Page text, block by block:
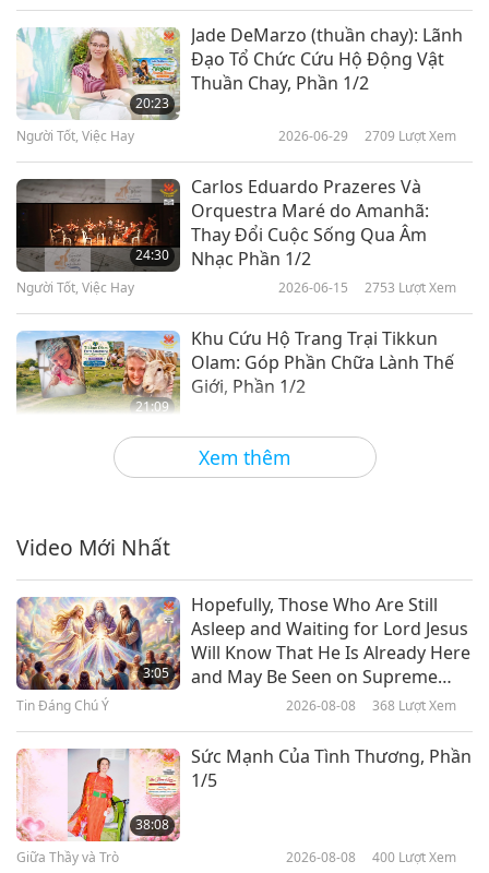
Xem thêm
20:23
Jade DeMarzo (thuần chay): Lãnh
Đạo Tổ Chức Cứu Hộ Động Vật
Thuần Chay, Phần 1/2
Người Tốt, Việc Hay 2026-06-29 2709 Lượt Xem
24:30
Carlos Eduardo Prazeres Và
Orquestra Maré do Amanhã:
Thay Đổi Cuộc Sống Qua Âm
Nhạc Phần 1/2
Người Tốt, Việc Hay 2026-06-15 2753 Lượt Xem
21:09
Khu Cứu Hộ Trang Trại Tikkun
Olam: Góp Phần Chữa Lành Thế
Giới, Phần 1/2
Người Tốt, Việc Hay 2026-06-01 2867
21:12
Phần 1/2
Quỹ Gabriel: Chăm Sóc Những
Người Bạn Vẹt, Phần 1/2
Steve Koyle (thuần chay) Và Tổ
Người-Thân-Voi Toàn Cầu, Phần
Video Mới Nhất
3:05
Hopefully, Those Who Are Still
Asleep and Waiting for Lord Jesus
Will Know That He Is Already Here
and May Be Seen on Supreme
Master Television
Tin Đáng Chú Ý 2026-08-08 368 Lượt Xem
38:08
Sức Mạnh Của Tình Thương, Phần
1/5
Giữa Thầy và Trò 2026-08-08 400 Lượt Xem